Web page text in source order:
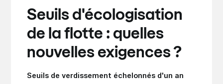
Seuils d'écologisation
de la flotte : quelles
nouvelles exigences ?
Seuils de verdissement échelonnés d'un an